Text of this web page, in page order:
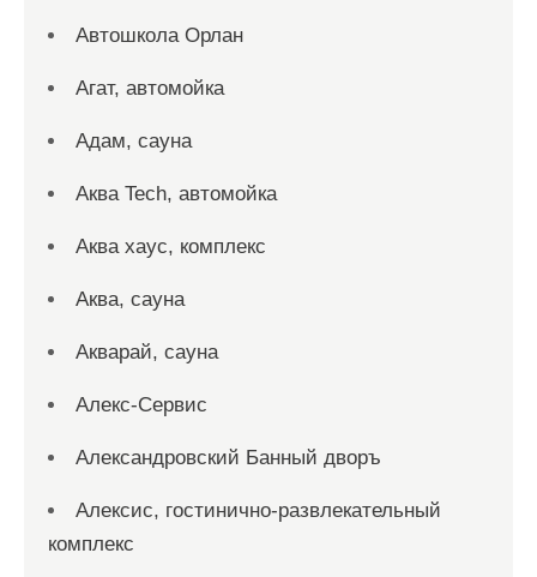
Автошкола Орлан
Агат, автомойка
Адам, сауна
Аква Tech, автомойка
Аква хаус, комплекс
Аква, сауна
Акварай, сауна
Алекс-Сервис
Александровский Банный дворъ
Алексис, гостинично-развлекательный
комплекс